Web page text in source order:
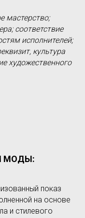
мастерство;
соответствие
исполнителей;
культура
художественного
МОДЫ:
показ
на основе
и стилевого